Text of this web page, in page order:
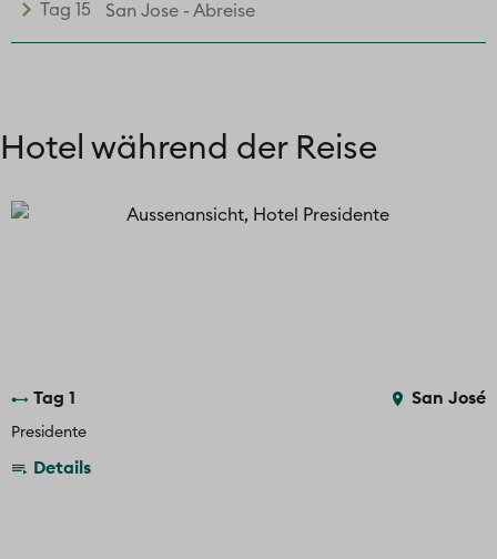
Tag 15 San Jose - Abreise
Hotel während der Reise
Tag 1 San José
Presidente
Details